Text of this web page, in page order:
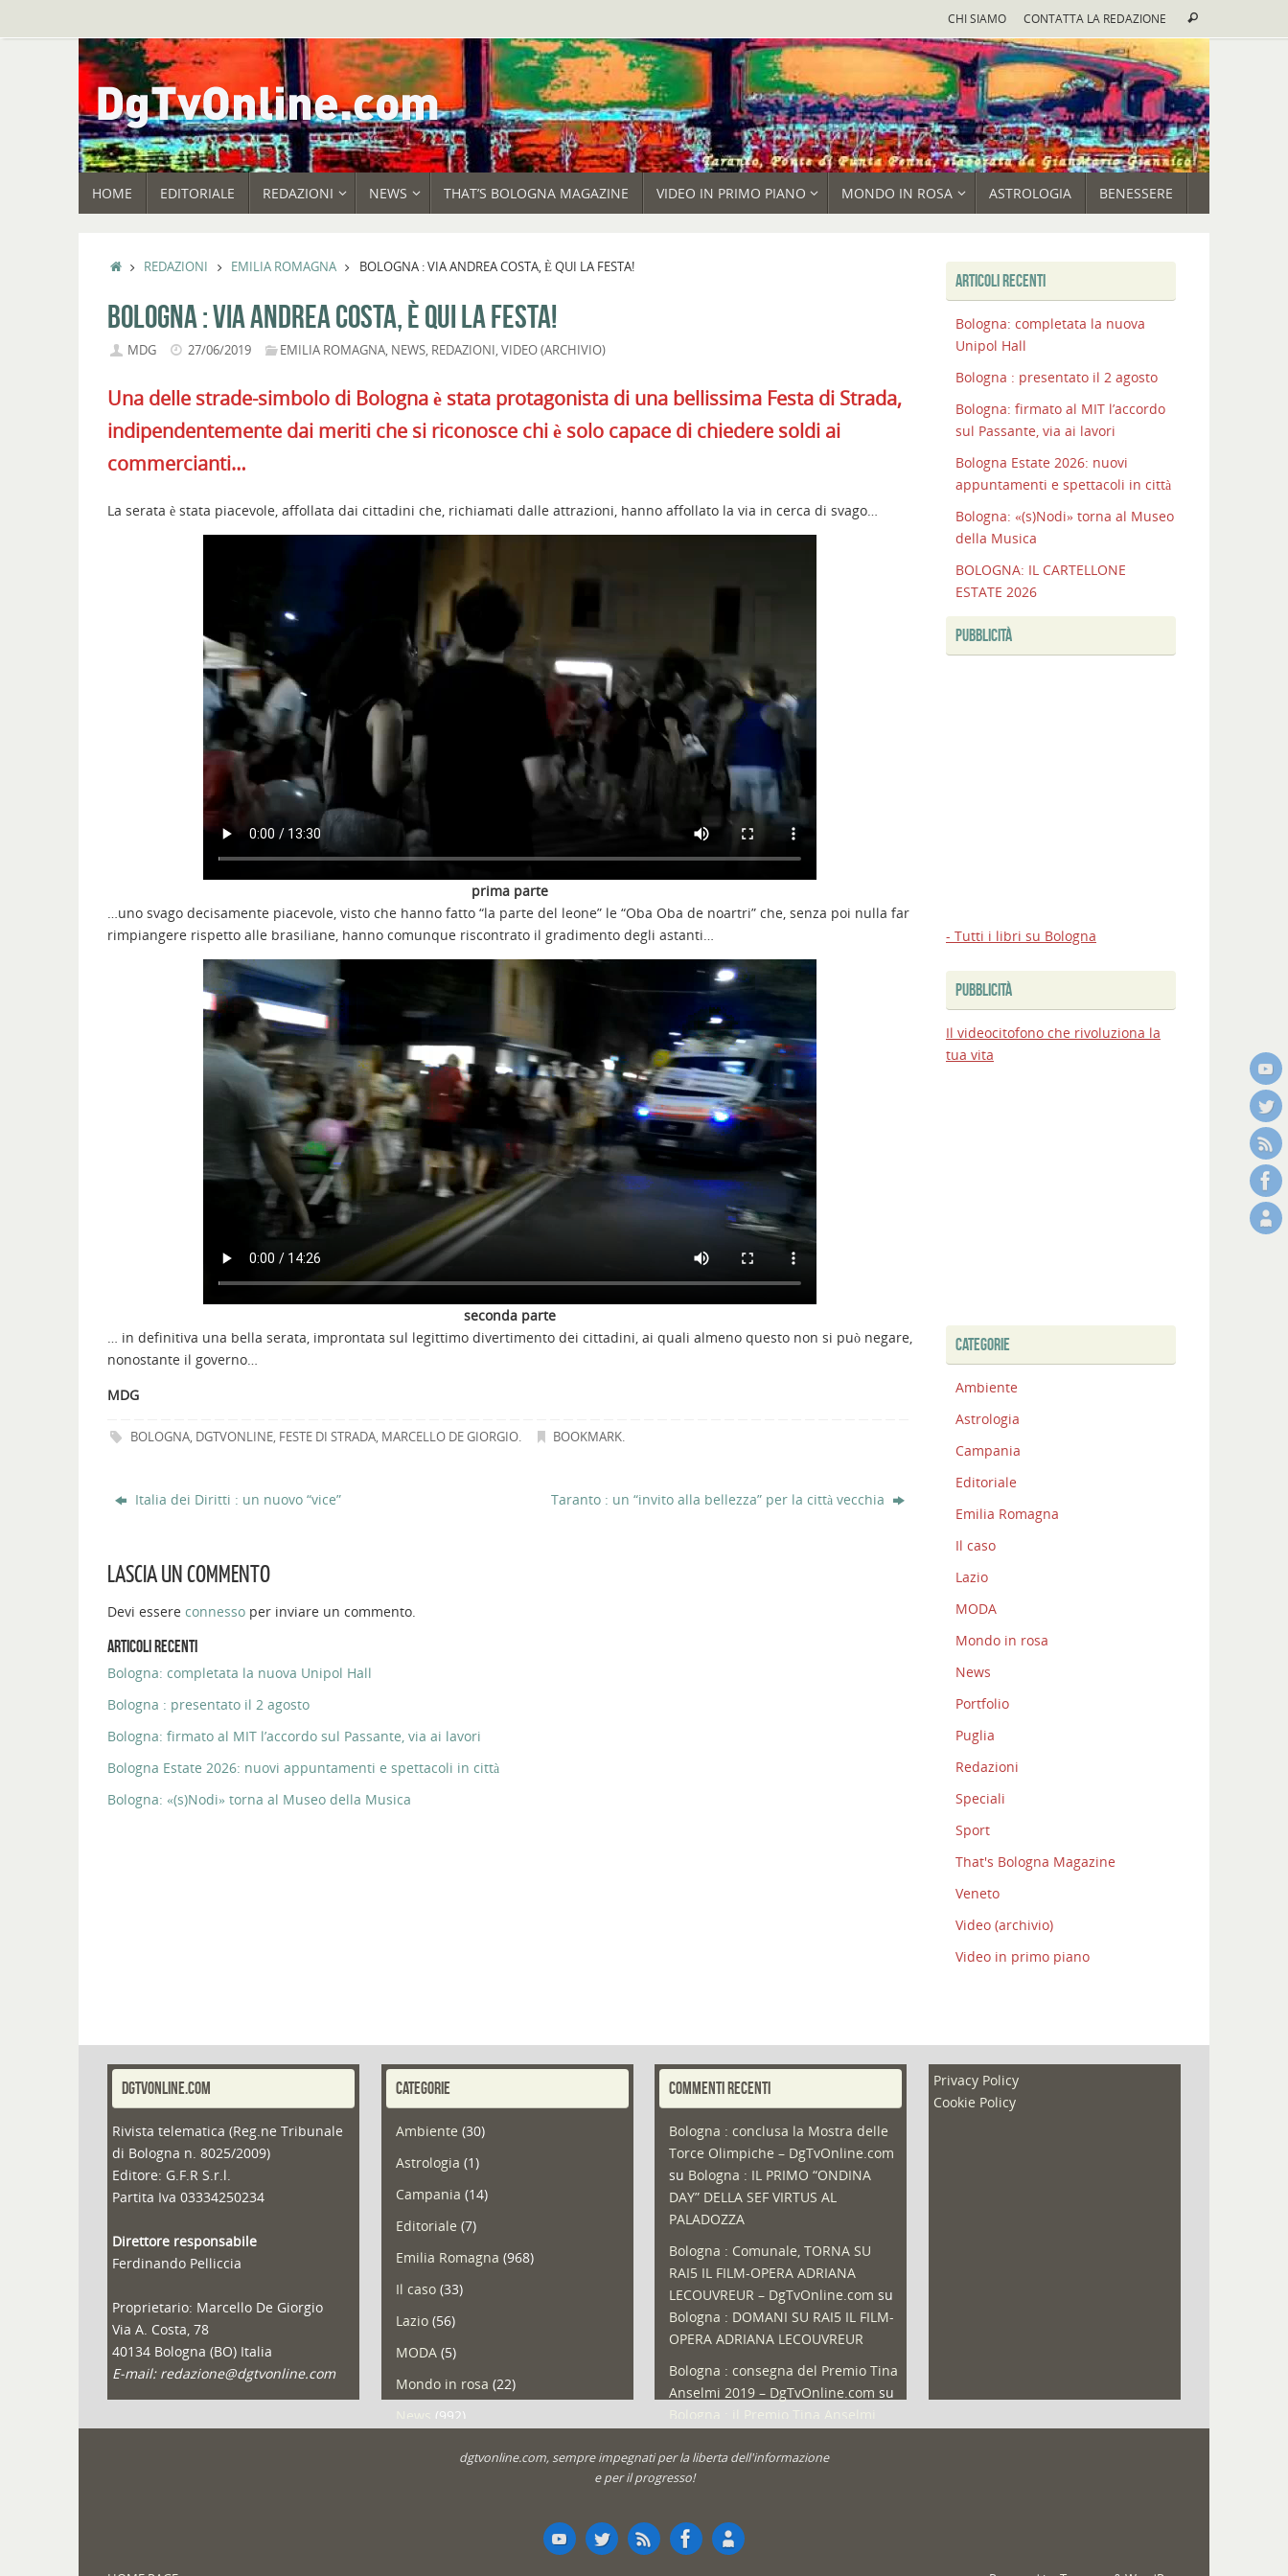
CHI SIAMO CONTATTA LA REDAZIONE Cerca
HOME EDITORIALE REDAZIONI NEWS THAT’S BOLOGNA MAGAZINE VIDEO IN PRIMO PIANO MONDO IN ROSA ASTROLOGIA BENESSERE
HOMEREDAZIONI EMILIA ROMAGNA BOLOGNA : VIA ANDREA COSTA, È QUI LA FESTA!
BOLOGNA : VIA ANDREA COSTA, È QUI LA FESTA!
MDG 27/06/2019 EMILIA ROMAGNA, NEWS, REDAZIONI,VIDEO (ARCHIVIO)
Una delle strade-simbolo di Bologna è stata protagonista di una bellissima Festa di Strada,
indipendentemente dai meriti che si riconosce chi è solo capace di chiedere soldi ai
commercianti…
La serata è stata piacevole, affollata dai cittadini che, richiamati dalle attrazioni, hanno affollato la via in cerca di svago…
prima parte
…uno svago decisamente piacevole, visto che hanno fatto “la parte del leone” le “Oba Oba de noartri” che, senza poi nulla far
rimpiangere rispetto alle brasiliane, hanno comunque riscontrato il gradimento degli astanti…
seconda parte
… in definitiva una bella serata, improntata sul legittimo divertimento dei cittadini, ai quali almeno questo non si può negare,
nonostante il governo…
MDG
BOLOGNA, DGTVONLINE, FESTE DI STRADA, MARCELLO DE GIORGIO. BOOKMARK.
Italia dei Diritti : un nuovo “vice” Taranto : un “invito alla bellezza” per la città vecchia
LASCIA UN COMMENTO
Devi essere connesso per inviare un commento.
ARTICOLI RECENTI
Bologna: completata la nuova Unipol Hall
Bologna : presentato il 2 agosto
Bologna: firmato al MIT l’accordo sul Passante, via ai lavori
Bologna Estate 2026: nuovi appuntamenti e spettacoli in città
Bologna: «(s)Nodi» torna al Museo della Musica
ARTICOLI RECENTI
Bologna: completata la nuova
Unipol Hall
Bologna : presentato il 2 agosto
Bologna: firmato al MIT l’accordo
sul Passante, via ai lavori
Bologna Estate 2026: nuovi
appuntamenti e spettacoli in città
Bologna: «(s)Nodi» torna al Museo
della Musica
BOLOGNA: IL CARTELLONE
ESTATE 2026
PUBBLICITÀ
- Tutti i libri su Bologna
PUBBLICITÀ
Il videocitofono che rivoluziona la
tua vita
CATEGORIE
Ambiente
Astrologia
Campania
Editoriale
Emilia Romagna
Il caso
Lazio
MODA
Mondo in rosa
News
Portfolio
Puglia
Redazioni
Speciali
Sport
That's Bologna Magazine
Veneto
Video (archivio)
Video in primo piano
DGTVONLINE.COM
Rivista telematica (Reg.ne Tribunale
di Bologna n. 8025/2009)
Editore: G.F.R S.r.l.
Partita Iva 03334250234
Direttore responsabile
Ferdinando Pelliccia
Proprietario: Marcello De Giorgio
Via A. Costa, 78
40134 Bologna (BO) Italia
E-mail: redazione@dgtvonline.com
CATEGORIE
Ambiente (30)
Astrologia (1)
Campania (14)
Editoriale (7)
Emilia Romagna (968)
Il caso(33)
Lazio(56)
MODA(5)
Mondo in rosa (22)
(992)
COMMENTI RECENTI
Bologna : conclusa la Mostra delle
Torce Olimpiche – DgTvOnline.com
su Bologna : IL PRIMO “ONDINA
DAY” DELLA SEF VIRTUS AL
PALADOZZA
Bologna : Comunale, TORNA SU
RAI5 IL FILM-OPERA ADRIANA
LECOUVREUR – DgTvOnline.com su
Bologna : DOMANI SU RAI5 IL FILM-
OPERA ADRIANA LECOUVREUR
Bologna : consegna del Premio Tina
Anselmi 2019 – DgTvOnline.com su
Sovraindebitamento
Privacy Policy
Cookie Policy
dgtvonline.com, sempre impegnati per la liberta dell'informazione
e per il progresso!